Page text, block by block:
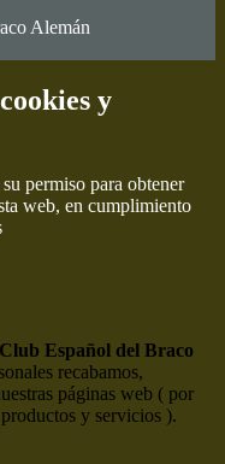
Alemán
y
permiso para obtener
web, en cumplimiento
Club Español del Braco
recabamos,
páginas web ( por
y servicios ).